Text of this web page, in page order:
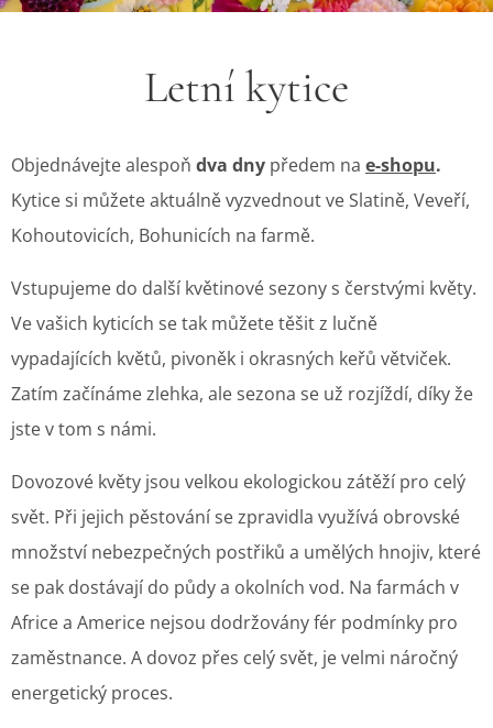
Letní kytice
Objednávejte alespoň dva dny předem na e-shopu.
Kytice si můžete aktuálně vyzvednout ve Slatině, Veveří,
Kohoutovicích, Bohunicích na farmě.
Vstupujeme do další květinové sezony s čerstvými květy.
Ve vašich kyticích se tak můžete těšit z lučně
vypadajících květů, pivoněk i okrasných keřů větviček.
Zatím začínáme zlehka, ale sezona se už rozjíždí, díky že
jste v tom s námi.
Dovozové květy jsou velkou ekologickou zátěží pro celý
svět. Při jejich pěstování se zpravidla využívá obrovské
množství nebezpečných postřiků a umělých hnojiv, které
se pak dostávají do půdy a okolních vod. Na farmách v
Africe a Americe nejsou dodržovány fér podmínky pro
zaměstnance. A dovoz přes celý svět, je velmi náročný
energetický proces.